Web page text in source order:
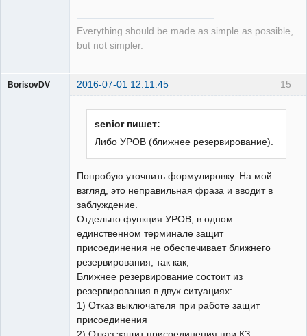
Everything should be made as simple as possible,
but not simpler.
15
BorisovDV 2016-07-01 12:11:45
senior пишет:
Либо УРОВ (ближнее резервирование).
Попробую уточнить формулировку. На мой
взгляд, это неправильная фраза и вводит в
заблуждение.
Отдельно функция УРОВ, в одном
единственном терминале защит
присоединения не обеспечивает ближнего
резервирования, так как,
Ближнее резервирование состоит из
резервирования в двух ситуациях:
1) Отказ выключателя при работе защит
присоединения